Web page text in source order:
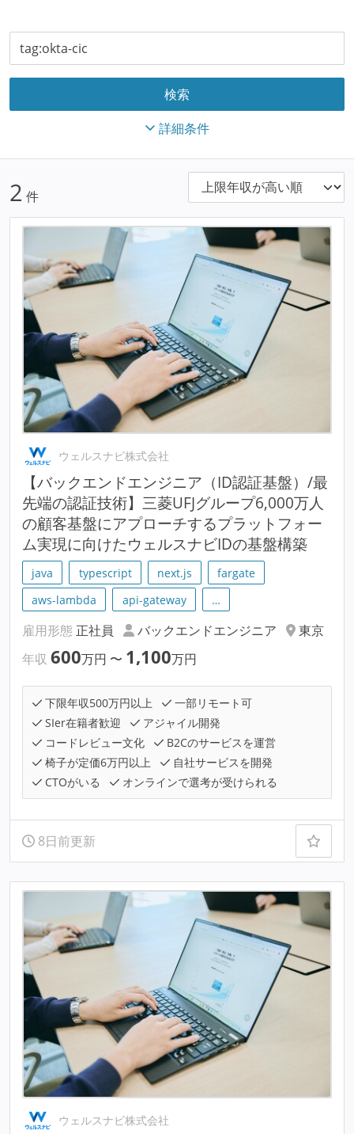
詳細条件
2 件
ウェルスナビ株式会社
【バックエンドエンジニア（ID認証基盤）/最
先端の認証技術】三菱UFJグループ6,000万人
の顧客基盤にアプローチするプラットフォー
ム実現に向けたウェルスナビIDの基盤構築
java typescript next.js
fargate
aws-lambda
api-gateway …
雇用形態 正社員 バックエンドエンジニア
東京
年収 600万円 〜 1,100万円
下限年収500万円以上
一部リモート可
SIer在籍者歓迎
アジャイル開発
コードレビュー文化
B2Cのサービスを運営
椅子が定価6万円以上
自社サービスを開発
CTOがいる
オンラインで選考が受けられる
8日前更新
ウェルスナビ株式会社